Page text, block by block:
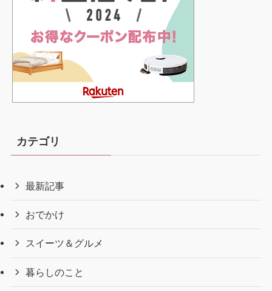
カテゴリ
最新記事
おでかけ
スイーツ＆グルメ
暮らしのこと